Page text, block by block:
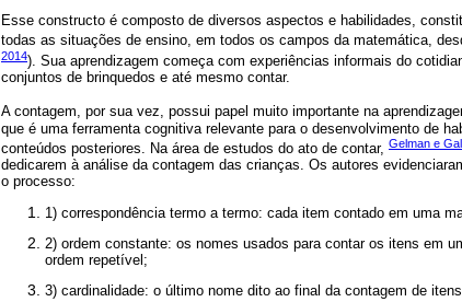
Esse constructo é composto de diversos aspectos e habilidades,
todas as situações de ensino, em todos os campos da matemática,
2014). Sua aprendizagem começa com experiências informais do
conjuntos de brinquedos e até mesmo contar.
A contagem, por sua vez, possui papel muito importante na
que é uma ferramenta cognitiva relevante para o desenvolvimento de
conteúdos posteriores. Na área de estudos do ato de contar, Gelman e
dedicarem à análise da contagem das crianças. Os autores
o processo:
1) correspondência termo a termo: cada item contado em uma
2) ordem constante: os nomes usados para contar os itens em
ordem repetível;
3) cardinalidade: o último nome dito ao final da contagem de